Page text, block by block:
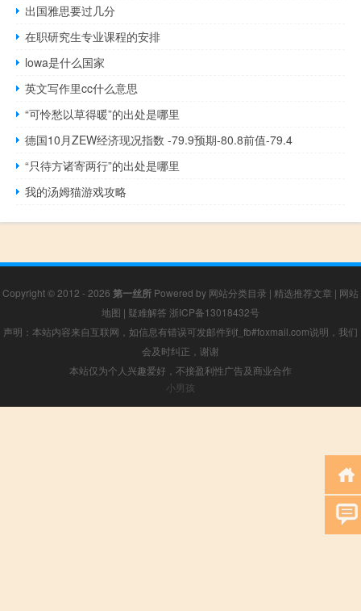
出国雅思要过几分
在职研究生专业课程的安排
lowa是什么国家
英文写作里cc什么意思
“可怜愁以草得暖”的出处是哪里
德国10月ZEW经济现况指数 -79.9预期-80.8前值-79.4
“只待方诸寄两行”的出处是哪里
我的汤姆猫游戏攻略
Copyright © 2012 - 2026 第一丝所 Powered by 网站分类目录 | 精选推荐文章 | 网站
地图 | 疑难解答 浙ICP备13018432号
声明：本站内容来自互联网，如信息有错误可发邮件到f_fb#foxmail.com说明，我们
会及时纠正，谢谢
本站仅为个人兴趣爱好，不接盈利性广告及商业合作
小男孩